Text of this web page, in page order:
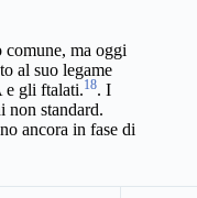
ma oggi
al suo legame
e gli ftalati.18. I
non standard.
ancora in fase di